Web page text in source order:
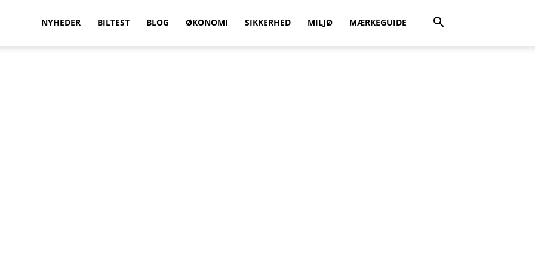
NYHEDER BILTEST BLOG ØKONOMI SIKKERHED MILJØ MÆRKEGUIDE